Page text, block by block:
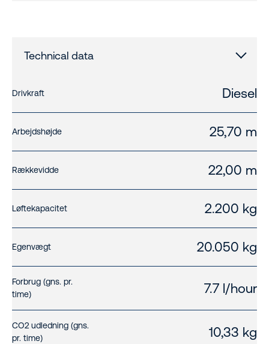
Technical data
Drivkraft Diesel
Arbejdshøjde 25,70 m
Rækkevidde 22,00 m
Løftekapacitet 2.200 kg
Egenvægt 20.050 kg
Forbrug (gns. pr.
time)
7.7 l/hour
CO2 udledning (gns.
pr. time)
10,33 kg